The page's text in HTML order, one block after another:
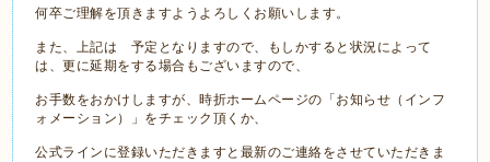
何卒ご理解を頂きますようよろしくお願いします。
また、上記は 予定となりますので、もしかすると状況によって
は、更に延期をする場合もございますので、
お手数をおかけしますが、時折ホームページの 「お知らせ（インフ
ォメーション）」をチェック頂くか、
公式ラインに登録いただきますと最新のご連絡をさせていただきま